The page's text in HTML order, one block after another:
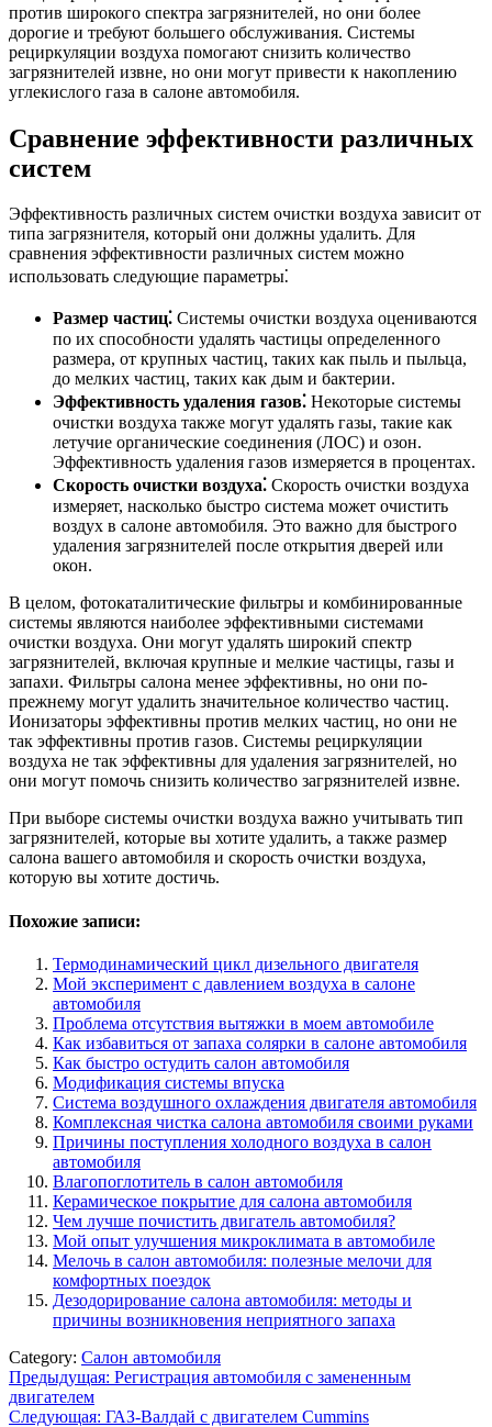
против широкого спектра загрязнителей, но они более
дорогие и требуют большего обслуживания. Системы
рециркуляции воздуха помогают снизить количество
загрязнителей извне, но они могут привести к накоплению
углекислого газа в салоне автомобиля.
Сравнение эффективности различных
систем
Эффективность различных систем очистки воздуха зависит от
типа загрязнителя, который они должны удалить. Для
сравнения эффективности различных систем можно
использовать следующие параметры⁚
Размер частиц⁚ Системы очистки воздуха оцениваются
по их способности удалять частицы определенного
размера, от крупных частиц, таких как пыль и пыльца,
до мелких частиц, таких как дым и бактерии.
Эффективность удаления газов⁚ Некоторые системы
очистки воздуха также могут удалять газы, такие как
летучие органические соединения (ЛОС) и озон.
Эффективность удаления газов измеряется в процентах.
Скорость очистки воздуха⁚ Скорость очистки воздуха
измеряет, насколько быстро система может очистить
воздух в салоне автомобиля. Это важно для быстрого
удаления загрязнителей после открытия дверей или
окон.
В целом, фотокаталитические фильтры и комбинированные
системы являются наиболее эффективными системами
очистки воздуха. Они могут удалять широкий спектр
загрязнителей, включая крупные и мелкие частицы, газы и
запахи. Фильтры салона менее эффективны, но они по-
прежнему могут удалить значительное количество частиц.
Ионизаторы эффективны против мелких частиц, но они не
так эффективны против газов. Системы рециркуляции
воздуха не так эффективны для удаления загрязнителей, но
они могут помочь снизить количество загрязнителей извне.
При выборе системы очистки воздуха важно учитывать тип
загрязнителей, которые вы хотите удалить, а также размер
салона вашего автомобиля и скорость очистки воздуха,
которую вы хотите достичь.
Похожие записи:
Термодинамический цикл дизельного двигателя
Мой эксперимент с давлением воздуха в салоне
автомобиля
Проблема отсутствия вытяжки в моем автомобиле
Как избавиться от запаха солярки в салоне автомобиля
Как быстро остудить салон автомобиля
Модификация системы впуска
Система воздушного охлаждения двигателя автомобиля
Комплексная чистка салона автомобиля своими руками
Причины поступления холодного воздуха в салон
автомобиля
Влагопоглотитель в салон автомобиля
Керамическое покрытие для салона автомобиля
Чем лучше почистить двигатель автомобиля?
Мой опыт улучшения микроклимата в автомобиле
Мелочь в салон автомобиля: полезные мелочи для
комфортных поездок
Дезодорирование салона автомобиля: методы и
причины возникновения неприятного запаха
Category: Салон автомобиля
Навигация
по
Предыдущая: Регистрация автомобиля с замененным
двигателем
Следующая: ГАЗ-Валдай с двигателем Cummins